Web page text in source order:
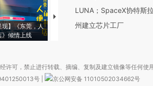
现】《东莞，人
》倾情上线
【推广】走进第四届链博
会，让数智科技“链”接产
LUNA；SpaceX协特斯
州建立芯片工厂
可，禁止进行转载、摘编、复制及建立镜像等任何使用
号
京公网安备 11010502034662号